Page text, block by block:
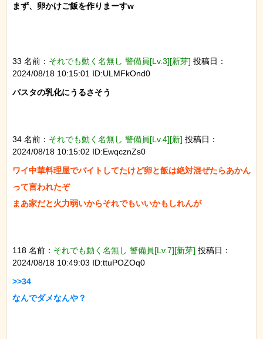
まず、卵かけご飯を作りまーすw
33 名前： それでも動く名無し 警備員[Lv.3][新芽] 投稿日：
2024/08/18 10:15:01 ID:ULMFkOnd0
パスタの乳化にうるさそう
34 名前： それでも動く名無し 警備員[Lv.4][新] 投稿日：
2024/08/18 10:15:02 ID:EwqcznZs0
ワイ中華料理屋でバイトしてたけど卵と飯は絶対混ぜたらあかん
って言われたぞ
まあ家だと火力弱いからそれでもいいかもしれんが
118 名前： それでも動く名無し 警備員[Lv.7][新芽] 投稿日：
2024/08/18 10:49:03 ID:ttuPOZOq0
>>34
なんでダメなんや？